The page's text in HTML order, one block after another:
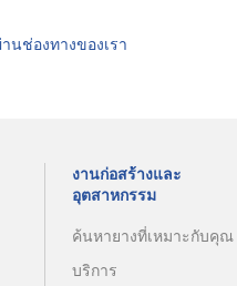
นช่องทางของเรา
งานก่อสร้างและ
อุตสาหกรรม
ค้นหายางที่เหมาะกับคุณ
บริการ